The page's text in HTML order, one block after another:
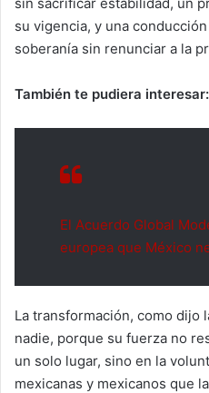
su vigencia, y una
soberanía sin renunciar a la
También te pudiera interesar:
El Acuerdo Global
europea que México
La transformación, como dijo
nadie, porque su fuerza no
un solo lugar, sino en la
mexicanas y mexicanos que